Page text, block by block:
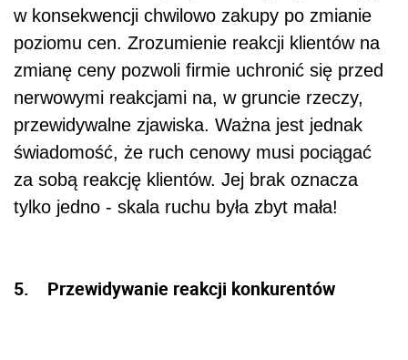
w konsekwencji chwilowo zakupy po zmianie
poziomu cen. Zrozumienie reakcji klientów na
zmianę ceny pozwoli firmie uchronić się przed
nerwowymi reakcjami na, w gruncie rzeczy,
przewidywalne zjawiska. Ważna jest jednak
świadomość, że ruch cenowy musi pociągać
za sobą reakcję klientów. Jej brak oznacza
tylko jedno - skala ruchu była zbyt mała!
5. Przewidywanie reakcji konkurentów